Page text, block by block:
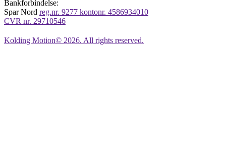
Bankforbindelse:
Spar Nord reg.nr. 9277 kontonr. 4586934010
CVR nr. 29710546
Kolding Motion© 2026. All rights reserved.